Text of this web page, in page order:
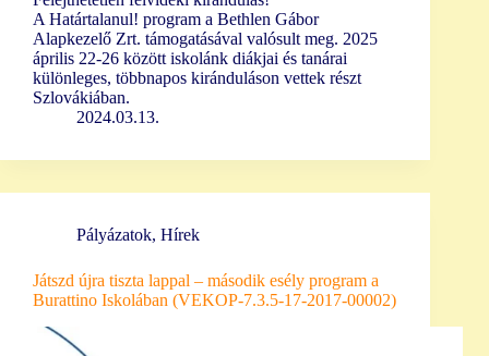
A Határtalanul! program a Bethlen Gábor
Alapkezelő Zrt. támogatásával valósult meg. 2025
április 22-26 között iskolánk diákjai és tanárai
különleges, többnapos kiránduláson vettek részt
Szlovákiában.
2024.03.13.
Pályázatok, Hírek
Játszd újra tiszta lappal – második esély program a
Burattino Iskolában (VEKOP-7.3.5-17-2017-00002)